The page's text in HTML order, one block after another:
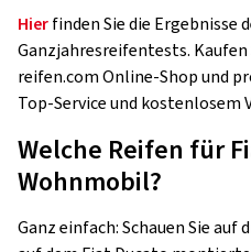
Hierfinden Sie die Ergebnisse
Ganzjahresreifentests.
reifen.com Online-Shop und
Top-Service und kostenlosem
Welche Reifen für
Wohnmobil?
Ganz einfach: Schauen Sie